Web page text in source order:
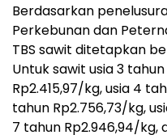
Berdasarkan
Perkebunan dan
TBS sawit ditetapkan
Untuk sawit usia 3
Rp2.415,97/kg, usia 4
tahun Rp2.756,73/kg,
7 tahun Rp2.946,94/kg,